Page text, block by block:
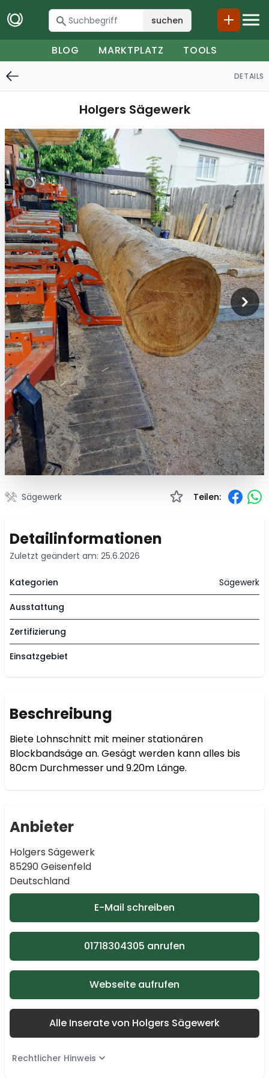
suchen
BLOG MARKTPLATZ TOOLS
DETAILS
Holgers Sägewerk
Sägewerk Teilen:
Detailinformationen
Zuletzt geändert am: 25.6.2026
Kategorien Sägewerk
Ausstattung
Zertifizierung
Einsatzgebiet
Beschreibung
Biete Lohnschnitt mit meiner stationären
Blockbandsäge an. Gesägt werden kann alles bis
80cm Durchmesser und 9.20m Länge.
Anbieter
Holgers Sägewerk
85290 Geisenfeld
Deutschland
E-Mail schreiben
01718304305 anrufen
Webseite aufrufen
Alle Inserate von Holgers Sägewerk
Rechtlicher Hinweis